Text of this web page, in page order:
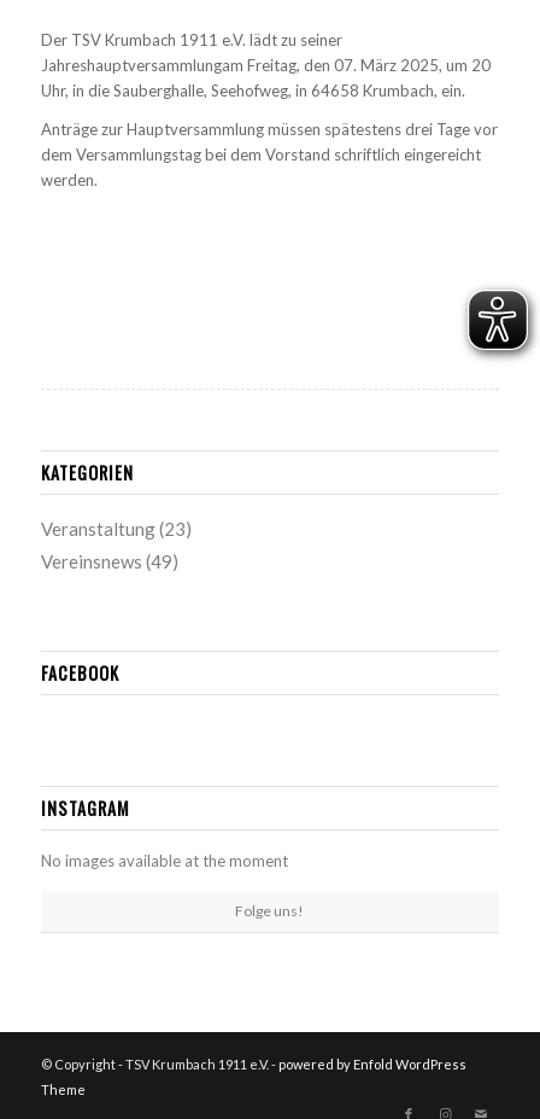
Der TSV Krumbach 1911 e.V. lädt zu seiner
Jahreshauptversammlungam Freitag, den 07. März 2025, um 20
Uhr, in die Sauberghalle, Seehofweg, in 64658 Krumbach, ein.
Anträge zur Hauptversammlung müssen spätestens drei Tage vor
dem Versammlungstag bei dem Vorstand schriftlich eingereicht
werden.
KATEGORIEN
Veranstaltung(23)
Vereinsnews (49)
FACEBOOK
INSTAGRAM
No images available at the moment
Folge uns!
© Copyright - TSV Krumbach 1911 e.V. - powered by Enfold WordPress
Theme